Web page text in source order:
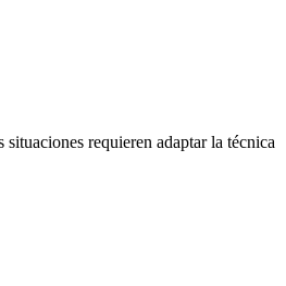
requieren adaptar la técnica